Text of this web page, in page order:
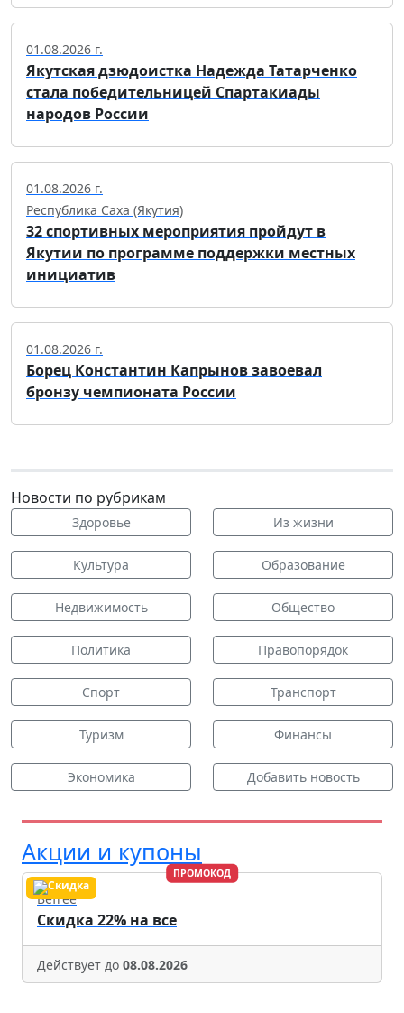
01.08.2026 г.
Якутская дзюдоистка Надежда Татарченко
стала победительницей Спартакиады
народов России
01.08.2026 г.
Республика Саха (Якутия)
32 спортивных мероприятия пройдут в
Якутии по программе поддержки местных
инициатив
01.08.2026 г.
Борец Константин Капрынов завоевал
бронзу чемпионата России
Новости по рубрикам
Здоровье Из жизни
Культура Образование
Недвижимость Общество
Политика Правопорядок
Спорт Транспорт
Туризм Финансы
Экономика Добавить новость
Акции и купоны
ПРОМОКОД
Befree
Скидка 22% на все
Действует до 08.08.2026